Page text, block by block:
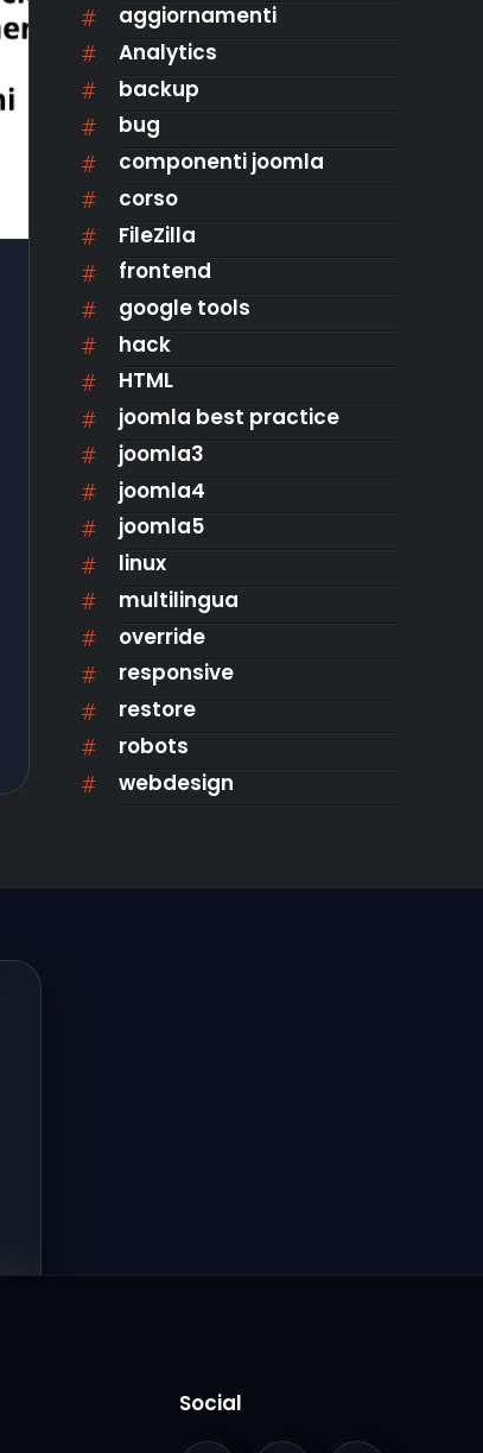
aggiornamenti
Analytics
backup
bug
componenti joomla
corso
FileZilla
frontend
google tools
hack
HTML
joomla best practice
joomla3
joomla4
joomla5
linux
multilingua
override
responsive
restore
robots
webdesign
Social